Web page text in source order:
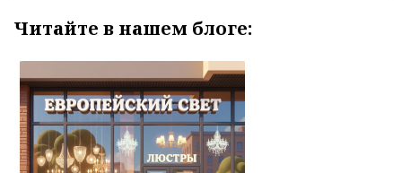
Читайте в нашем блоге: